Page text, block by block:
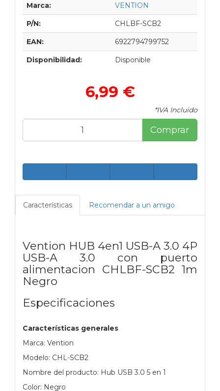
Marca: VENTION
P/N: CHLBF-SCB2
EAN: 6922794799752
Disponibilidad: Disponible
6,99 €
*IVA Incluido
Comprar
Características Recomendar a un amigo
Vention HUB 4en1 USB-A 3.0 4P
USB-A 3.0 con puerto
alimentacion CHLBF-SCB2 1m
Negro
Especificaciones
Características generales
Marca: Vention
Modelo: CHL-SCB2
Nombre del producto: Hub USB 3.0 5 en 1
Color: Negro